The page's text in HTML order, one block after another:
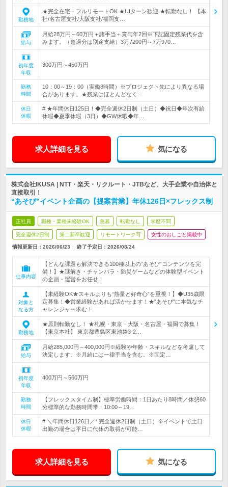
勤務地
★完全在宅・フルリモートOK ★UIターン歓迎 ★転勤なし！ 【本
社/名古屋支社/大阪支社/福岡支…
給与
月給28万円～60万円＋諸手当＋賞与年2回※下記固定残業代を含
みます。（超過分は別途支給）3万7200円～7万970…
初年度
年収
300万円～450万円
勤務
時間
10：00～19：00（実働8時間）※プロジェクト先により異なる場
合があります。★残業はほとんどなく…
休日
休暇
# ★年間休日125日！◆完全週休2日制（土日）◆祝日◆年次有給
休暇◆夏季休暇（3日）◆GW休暇◆年…
求人詳細を見る 気になる
株式会社IKUSA | NTT・楽天・リクルート・JTBなど、大手企業や自治体と
直接取引！
“あそび”イベント企画の【提案営業】年休126日×フレックス制
正社員 職種・業種未経験OK 急募 転勤なし 学歴不問
完全週休2日制 第二新卒歓迎 リモートワーク可 女性のおしごと掲載中
情報更新日：2026/06/23 終了予定日： 2026/08/24
仕事内容
【どんな課題も解決できる100種以上の”あそび”コンテンツを完
備！】★謎解き・チャンバラ・防災ゲームなどの体験型イベント
の企画・運営をお任せ！
対象と
なる方
【未経験OK★スキルよりも“熱量と好奇心”を重視！】◆U35歳限
定募集！◆営業経験があれば活かせます！★"あそび"に本気なチ
ャレンジャー求む！
勤務地
★原則転勤なし！ ★札幌・東京・大阪・名古屋・福岡で募集！
【東京本社】 東京都豊島区東池袋3-2…
給与
月給285,000円～400,000円※経験や年齢・スキルなどを考慮して
決定します。※月給には一律手当を含む。※固定…
初年度
年収
400万円～560万円
勤務
時間
【フレックスタイム制】標準労働時間：1日あたり8時間／休憩60
分標準的な勤務時間帯：10:00～19…
休日
休暇
# ＼年間休日126日／* 完全週休2日制（土日）※イベントで土日
出勤の場合は平日に代休の取得が可能…
求人詳細を見る 気になる